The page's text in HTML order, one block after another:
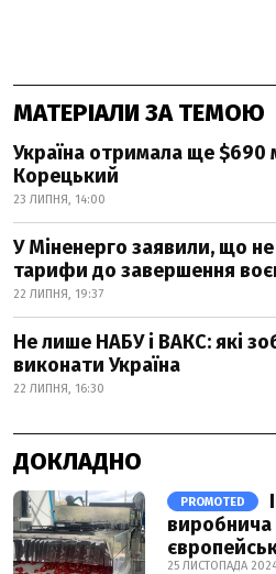
МАТЕРІАЛИ ЗА ТЕМОЮ
Україна отримала ще $690
Корецький
23 ЛИПНЯ, 14:00
У Міненерго заявили, що
тарифи до завершення
22 ЛИПНЯ, 19:37
Не лише НАБУ і ВАКС: які
виконати Україна
22 ЛИПНЯ, 16:30
ДОКЛАДНО
PROMOTED
виробнича
25 ЛИСТОПАДА